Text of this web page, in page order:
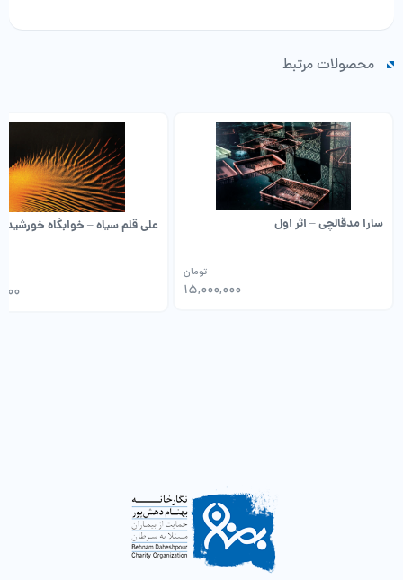
محصولات مرتبط
سارا مدقالچی – اثر اول
15,000,000
تومان
علی قلم سیاه – خوابگاه خورشید